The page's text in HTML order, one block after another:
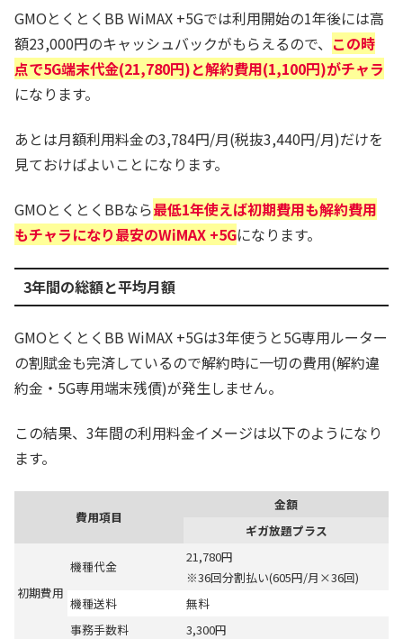
GMOとくとくBB WiMAX +5Gでは利用開始の1年後には高
額23,000円のキャッシュバックがもらえるので、 この時
点で5G端末代金(21,780円)と解約費用(1,100円)がチャラ
になります。
あとは月額利用料金の3,784円/月(税抜3,440円/月)だけを
見ておけばよいことになります。
GMOとくとくBBなら最低1年使えば初期費用も解約費用
もチャラになり最安のWiMAX +5Gになります。
3年間の総額と平均月額
GMOとくとくBB WiMAX +5Gは3年使うと5G専用ルーター
の割賦金も完済しているので解約時に一切の費用(解約違
約金・5G専用端末残債)が発生しません。
この結果、3年間の利用料金イメージは以下のようになり
ます。
費用項目
金額
ギガ放題プラス
初期費用
機種代金
21,780円
※36回分割払い(605円/月×36回)
機種送料
無料
事務手数料
3,300円